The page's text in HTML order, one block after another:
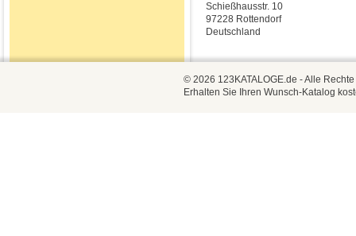
Schießhausstr. 10
97228 Rottendorf
Deutschland
© 2026 123KATALOGE.de - Alle
Erhalten Sie Ihren Wunsch-Katalog